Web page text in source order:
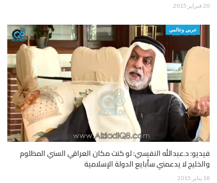
20 فبراير 2015
عربي وعالمي
فيديو: د.عبدالله النفيسي: لو كنت مكان العراقي السني المظلوم
والخليج لا يدعمني سأبايع الدولة الإسلامية
18 يناير 2015